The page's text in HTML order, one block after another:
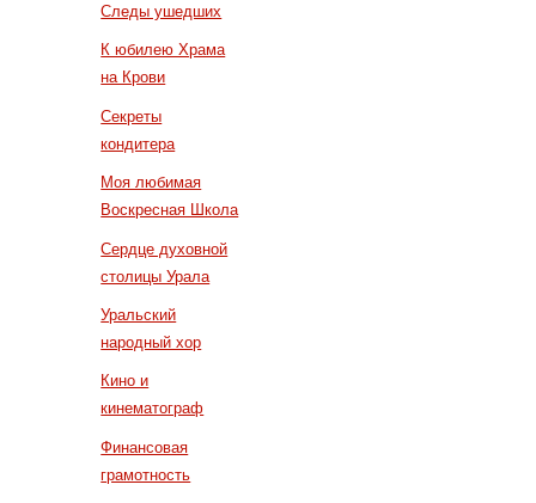
Следы ушедших
К юбилею Храма
на Крови
Секреты
кондитера
Моя любимая
Воскресная Школа
Сердце духовной
столицы Урала
Уральский
народный хор
Кино и
кинематограф
Финансовая
грамотность